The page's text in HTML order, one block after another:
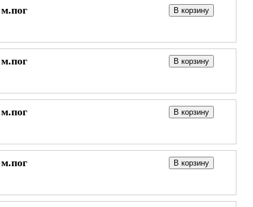
м.пог В корзину
м.пог В корзину
м.пог В корзину
м.пог В корзину